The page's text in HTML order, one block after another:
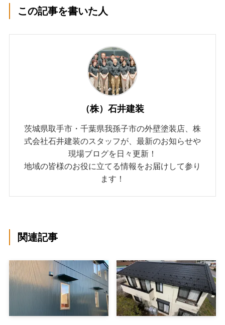
この記事を書いた人
（株）石井建装
茨城県取手市・千葉県我孫子市の外壁塗装店、株
式会社石井建装のスタッフが、最新のお知らせや
現場ブログを日々更新！
地域の皆様のお役に立てる情報をお届けして参り
ます！
関連記事